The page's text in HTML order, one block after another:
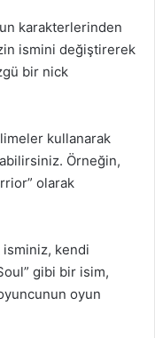
karakterlerinden
ismini değiştirerek
bir nick
kullanarak
Örneğin,
olarak
isminiz, kendi
gibi bir isim,
oyun